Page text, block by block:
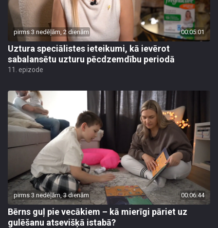
pirms 3 nedēļām, 2 dienām 00:05:01
Uztura speciālistes ieteikumi, kā ievērot
sabalansētu uzturu pēcdzemdību periodā
11. epizode
pirms 3 nedēļām, 3 dienām 00:06:44
Bērns guļ pie vecākiem – kā mierīgi pāriet uz
gulēšanu atsevišķā istabā?